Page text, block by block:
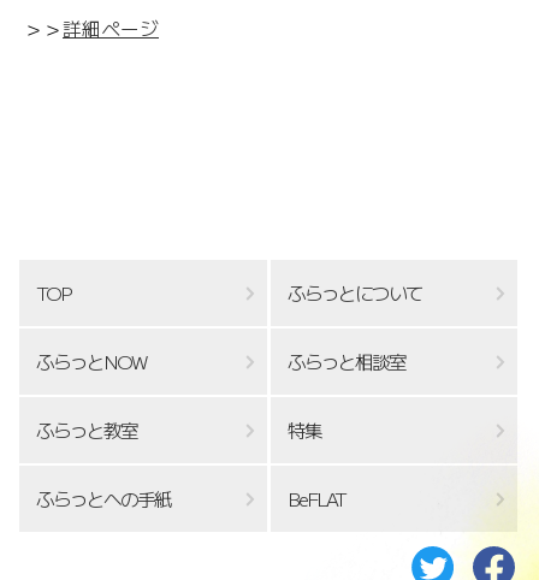
＞＞詳細ページ
TOP ふらっとについて
ふらっとNOW ふらっと相談室
ふらっと教室 特集
ふらっとへの手紙 BeFLAT